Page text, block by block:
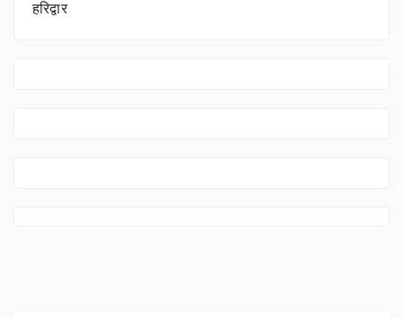
हरिद्वार